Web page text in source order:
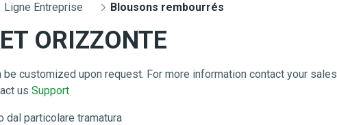
Ligne Entreprise Blousons rembourrés
ORIZZONTE
be customized upon request. For more information contact your sales
us Support
dal particolare tramatura